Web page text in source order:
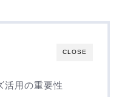
CLOSE
活用の重要性